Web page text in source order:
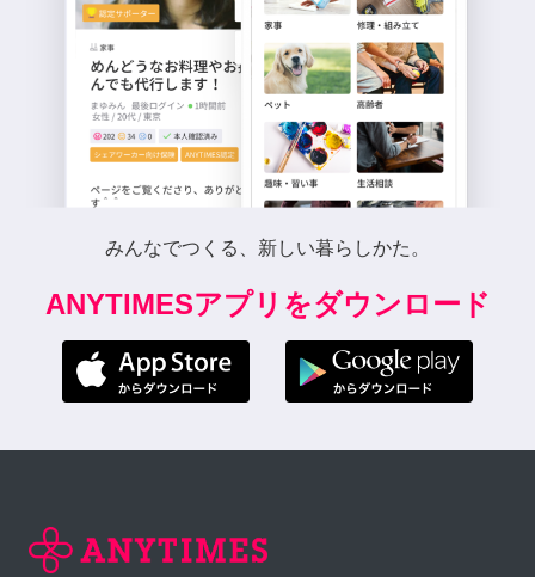
みんなでつくる、新しい暮らしかた。
ANYTIMESアプリをダウンロード